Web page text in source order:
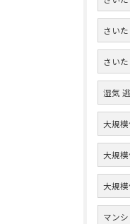
さい
さい
湿気
大規
大規
大規
マン